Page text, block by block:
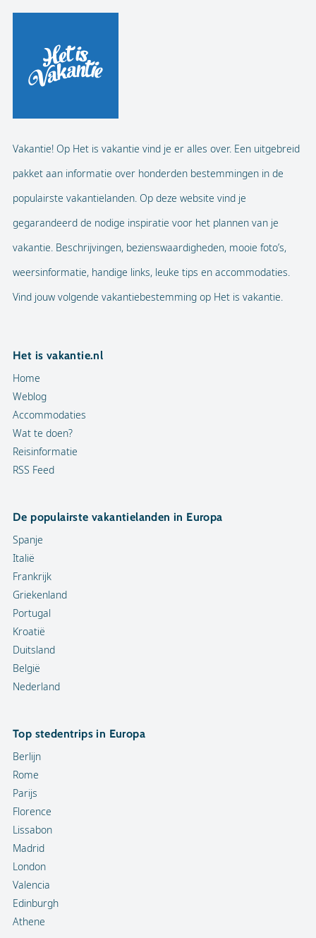
Vakantie! Op Het is vakantie vind je er alles over. Een uitgebreid
pakket aan informatie over honderden bestemmingen in de
populairste vakantielanden. Op deze website vind je
gegarandeerd de nodige inspiratie voor het plannen van je
vakantie. Beschrijvingen, bezienswaardigheden, mooie foto’s,
weersinformatie, handige links, leuke tips en accommodaties.
Vind jouw volgende vakantiebestemming op Het is vakantie.
Het is vakantie.nl
Home
Weblog
Accommodaties
Wat te doen?
Reisinformatie
RSS Feed
De populairste vakantielanden in Europa
Spanje
Italië
Frankrijk
Griekenland
Portugal
Kroatië
Duitsland
België
Nederland
Top stedentrips in Europa
Berlijn
Rome
Parijs
Florence
Lissabon
Madrid
London
Valencia
Edinburgh
Athene